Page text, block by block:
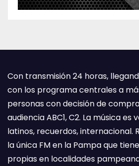
Con transmisión 24 horas,
con los programa centrales a
personas con decisión de
audiencia ABC1, C2. La música es
latinos, recuerdos, internacional.
la única FM en la Pampa que
propias en localidades